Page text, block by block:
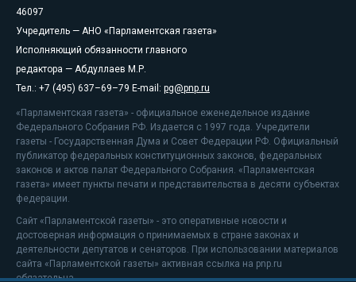
46097
Учредитель — АНО «Парламентская газета»
Исполняющий обязанности главного
редактора — Абдуллаев М.Р.
Тел.: +7 (495) 637–69–79 E-mail: pg@pnp.ru
«Парламентская газета» - официальное еженедельное издание
Федерального Собрания РФ. Издается с 1997 года. Учредители
газеты - Государственная Дума и Совет Федерации РФ. Официальный
публикатор федеральных конституционных законов, федеральных
законов и актов палат Федерального Собрания. «Парламентская
газета» имеет пункты печати и представительства в десяти субъектах
федерации.
Сайт «Парламентской газеты» - это оперативные новости и
достоверная информация о принимаемых в стране законах и
деятельности депутатов и сенаторов. При использовании материалов
сайта «Парламентской газеты» активная ссылка на pnp.ru
обязательна.